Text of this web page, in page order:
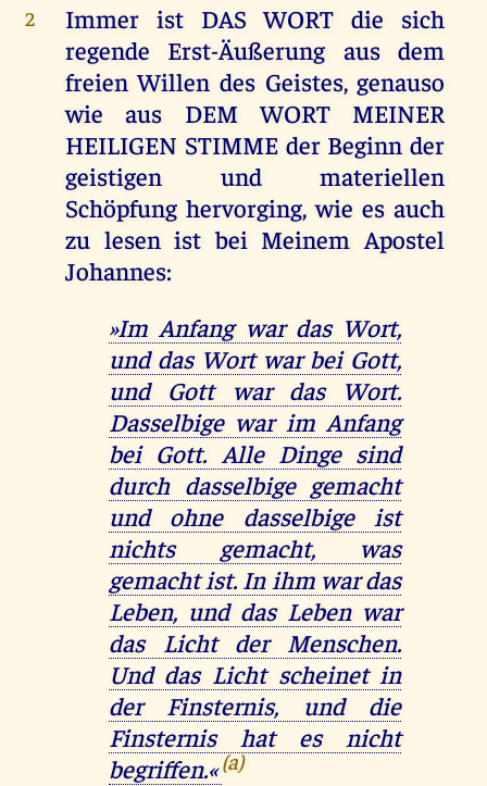
2
Immer ist DAS WORT die sich
regende Erst-Äußerung aus dem
freien Willen des Geistes, genauso
wie aus DEM WORT MEINER
HEILIGEN STIMME der Beginn der
geistigen und materiellen
Schöpfung hervorging, wie es auch
zu lesen ist bei Meinem Apostel
Johannes:
»Im Anfang war das Wort,
und das Wort war bei Gott,
und Gott war das Wort.
Dasselbige war im Anfang
bei Gott. Alle Dinge sind
durch dasselbige gemacht
und ohne dasselbige ist
nichts gemacht, was
gemacht ist. In ihm war das
Leben, und das Leben war
das Licht der Menschen.
Und das Licht scheinet in
der Finsternis, und die
Finsternis hat es nicht
begriffen.«(a)